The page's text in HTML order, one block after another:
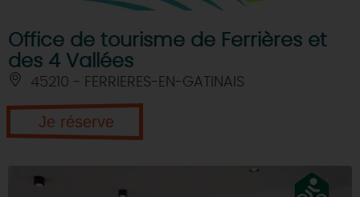
Office de tourisme de Ferrières et
des 4 Vallées
45210 - FERRIERES-EN-GATINAIS
Je réserve